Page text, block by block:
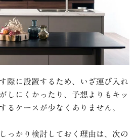
際に設置するため、いざ運び入れ
しにくかったり、予想よりもキッ
るケースが少なくありません。
っかり検討しておく理由は、次の